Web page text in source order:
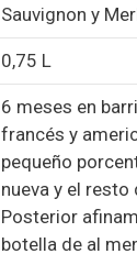
Sauvignon y
0,75 L
6 meses en
francés y
pequeño
nueva y el resto
Posterior
botella de al